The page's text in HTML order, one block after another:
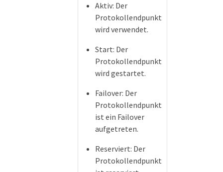
Aktiv: Der
Protokollendpunkt
wird verwendet.
Start: Der
Protokollendpunkt
wird gestartet.
Failover: Der
Protokollendpunkt
ist ein Failover
aufgetreten.
Reserviert: Der
Protokollendpunkt